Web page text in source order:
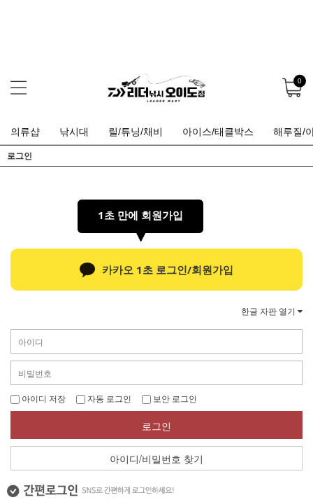
0
의류샵 낚시대 릴/튜닝/채비 아이스/태클박스 해루질/
로그인
1초 만에 회원가입
카카오 1초 로그인/회원가입
한글 자판 열기
아이디 저장 자동 로그인 보안 로그인
로그인
아이디/비밀번호 찾기